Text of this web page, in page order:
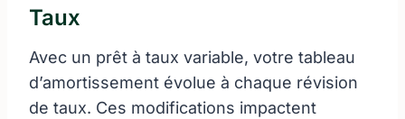
Taux
Avec un prêt à taux variable, votre tableau
d’amortissement évolue à chaque révision
de taux. Ces modifications impactent